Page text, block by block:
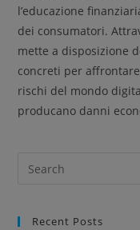
l’educazione
dei consumatori.
mette a disposizione
concreti per
rischi del mondo
producano danni
Recent Posts